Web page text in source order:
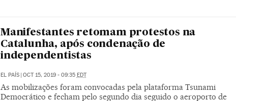
Manifestantes retomam protestos na
Catalunha, após condenação de
independentistas
EL PAÍS | OCT 15, 2019 - 09:35 EDT
As mobilizações foram convocadas pela plataforma Tsunami
Democrático e fecham pelo segundo dia seguido o aeroporto de